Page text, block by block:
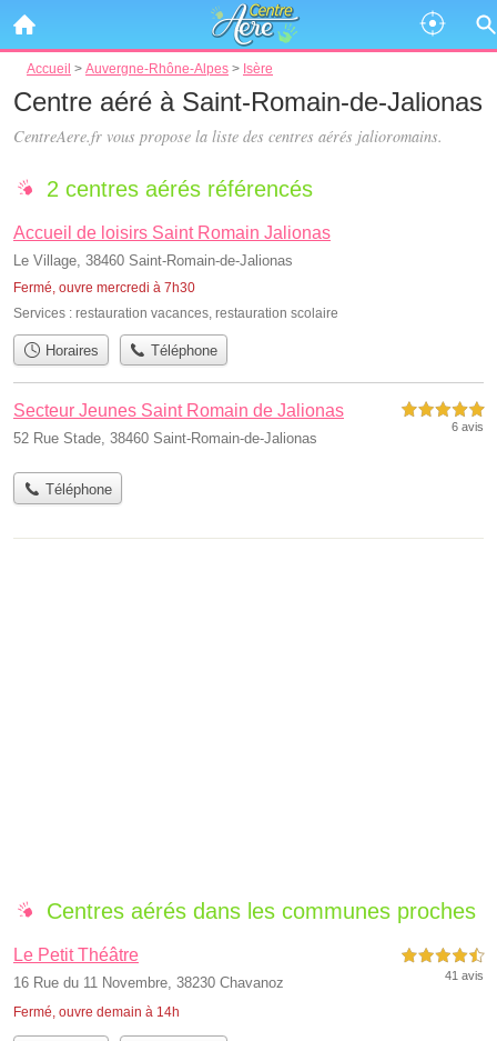
Accueil > Auvergne-Rhône-Alpes > Isère
Centre aéré à Saint-Romain-de-Jalionas
CentreAere.fr vous propose la liste des centres aérés jalioromains.
2 centres aérés référencés
Accueil de loisirs Saint Romain Jalionas
Le Village, 38460 Saint-Romain-de-Jalionas
Fermé, ouvre mercredi à 7h30
Services : restauration vacances, restauration scolaire
Horaires Téléphone
Secteur Jeunes Saint Romain de Jalionas
52 Rue Stade, 38460 Saint-Romain-de-Jalionas
5,0 étoiles sur 5
6 avis
Téléphone
Centres aérés dans les communes proches
Le Petit Théâtre
16 Rue du 11 Novembre, 38230 Chavanoz
Fermé, ouvre demain à 14h
4,5 étoiles sur 5
41 avis